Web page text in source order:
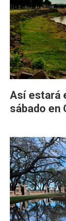
Así estará
sábado en